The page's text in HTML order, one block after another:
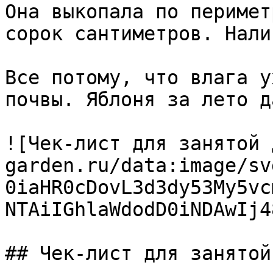
Она выкопала по
сорок сантиметров.
Все потому, что влага
почвы. Яблоня за лето
![Чек-лист для
garden.ru/data:image/
## Чек-лист для